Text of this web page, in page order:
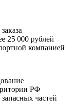
25 000 рублей
компанией
РФ
частей